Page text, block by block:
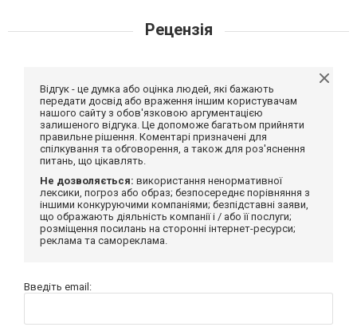
Рецензія
Відгук - це думка або оцінка людей, які бажають
передати досвід або враження іншим користувачам
нашого сайту з обов'язковою аргументацією
залишеного відгука. Це допоможе багатьом прийняти
правильне рішення. Коментарі призначені для
спілкування та обговорення, а також для роз'яснення
питань, що цікавлять.
Не дозволяється: використання ненормативної
лексики, погроз або образ; безпосереднє порівняння з
іншими конкуруючими компаніями; безпідставні заяви,
що ображають діяльність компанії і / або її послуги;
розміщення посилань на сторонні інтернет-ресурси;
реклама та самореклама.
Введіть email: